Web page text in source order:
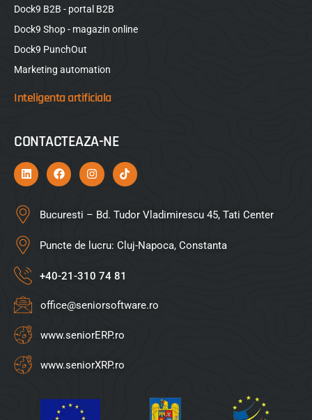
Dock9 B2B - portal B2B
Dock9 Shop - magazin online
Dock9 PunchOut
Marketing automation
Inteligenta artificiala
CONTACTEAZA-NE
Bucuresti – Bd. Tudor Vladimirescu 45, Tati Center
Puncte de lucru: Cluj-Napoca, Constanta
+40-21-310 74 81
office@seniorsoftware.ro
www.seniorERP.ro
www.seniorXRP.ro